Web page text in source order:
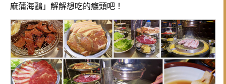
麻蒲海鷗」解解想吃的癮頭吧！